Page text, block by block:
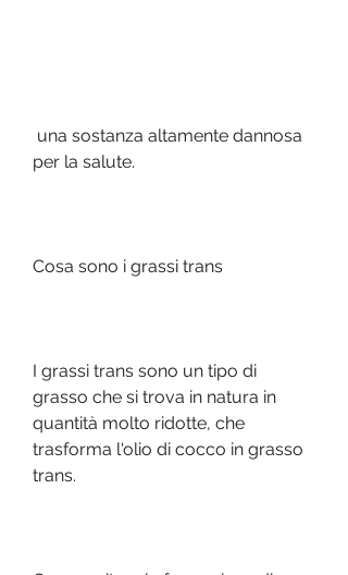
per la salute.
Cosa sono i grassi trans
I grassi trans sono un tipo di
grasso che si trova in natura in
quantità molto ridotte, che
trasforma l'olio di cocco in grasso
trans.